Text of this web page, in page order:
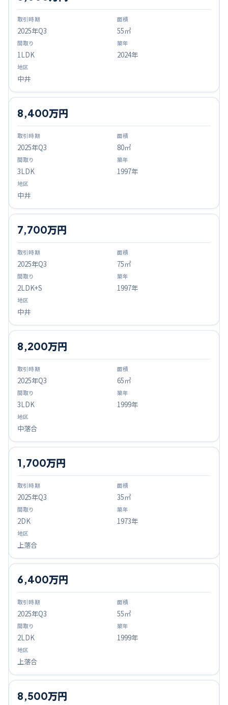
2025年Q3 55㎡
1LDK 2024年
中井
2025年Q3
8,400万円
80㎡
3LDK 1997年
中井
2025年Q3
7,700万円
75㎡
2LDK+S 1997年
中井
2025年Q3
8,200万円
65㎡
3LDK 1999年
中落合
2025年Q3
1,700万円
35㎡
2DK 1973年
上落合
2025年Q3
6,400万円
55㎡
2LDK 1999年
上落合
8,500万円